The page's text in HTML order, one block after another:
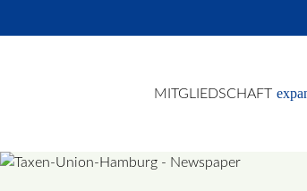
MITGLIEDSCHAFT